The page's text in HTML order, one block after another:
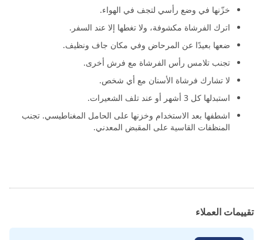
خزّنها في وضع رأسي لتجف في الهواء.
اترك الفرشاة مكشوفة، ولا تغطها إلا عند السفر.
ضعها بعيدًا عن المرحاض وفي مكان جاف ونظيف.
تجنب تلامس رأس الفرشاة مع فرش أخرى.
لا تشارك فرشاة الأسنان مع أي شخص.
استبدلها كل 3 أشهر أو عند تلف الشعيرات.
اشطفها بعد الاستخدام وخزنها على الحامل المغناطيسي. تجنب
المنظفات القاسية على المقبض المعدني.
تقييمات العملاء